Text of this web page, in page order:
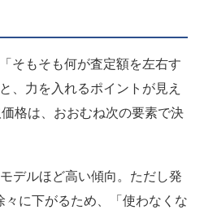
そもそも何が査定額を左右す
、力を入れるポイントが見え
格は、おおむね次の要素で決
デルほど高い傾向。ただし発
に下がるため、「使わなくな